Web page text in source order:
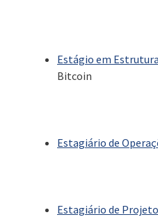
Estágio em
Bitcoin
Estagiário de
Estagiário de